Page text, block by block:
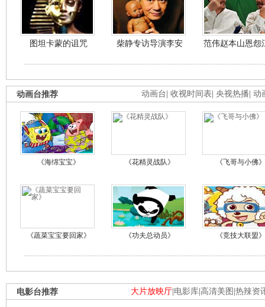
图坦卡蒙的诅咒 柴静专访导演李安 范伟赵本山恩怨
动画台 收视时间表 央视热播 动
动画台推荐
《海绵宝宝》 《花精灵战队》 《飞哥与小佛》
《蔬菜宝宝要回家》 《功夫总动员》 《竞技大联盟》
大片放映厅 电影库 高清美图 热辣资
电影台推荐